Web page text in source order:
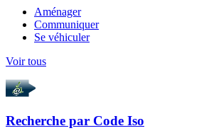
Aménager
Communiquer
Se véhiculer
Voir tous
Recherche par Code Iso